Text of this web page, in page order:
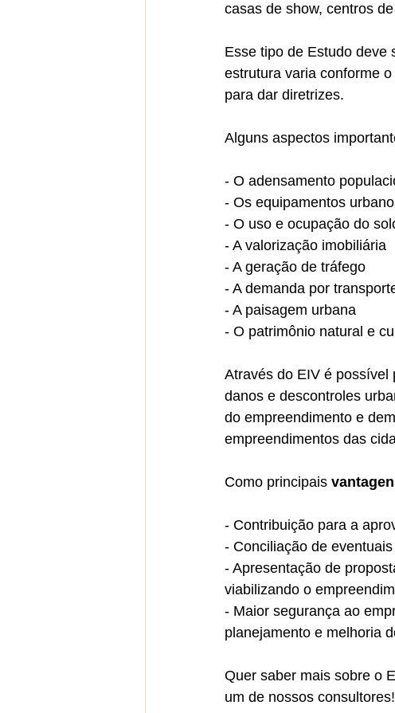
casas de show, centros
Esse tipo de Estudo deve
estrutura varia conforme
para dar diretrizes.
Alguns aspectos
- O adensamento
- Os equipamentos
- O uso e ocupação do
- A valorização imobiliária
- A geração de tráfego
- A demanda por
- A paisagem urbana
- O patrimônio natural e
Através do EIV é possível
danos e descontroles
do empreendimento e
empreendimentos das
Como principais
- Contribuição para a
- Conciliação de
- Apresentação de
viabilizando o
- Maior segurança ao
planejamento e melhoria
Quer saber mais sobre o
um de nossos consultores!